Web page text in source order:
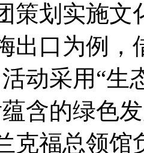
策划实施文
出口为例，
动采用“生
含的绿色
克福总领馆